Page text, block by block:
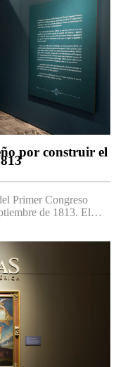
por construir el
Primer Congreso
de 1813. El…